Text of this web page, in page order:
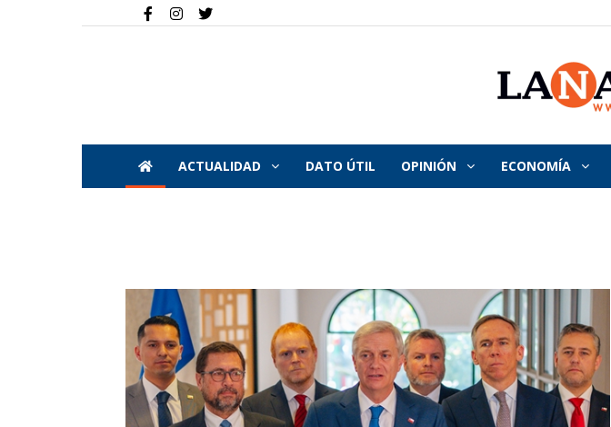
ACTUALIDAD DATO ÚTIL OPINIÓN ECONOMÍA